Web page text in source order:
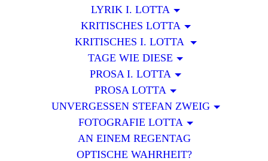
LYRIK I. LOTTA
KRITISCHES LOTTA
KRITISCHES I. LOTTA
TAGE WIE DIESE
PROSA I. LOTTA
PROSA LOTTA
UNVERGESSEN STEFAN ZWEIG
FOTOGRAFIE LOTTA
AN EINEM REGENTAG
OPTISCHE WAHRHEIT?